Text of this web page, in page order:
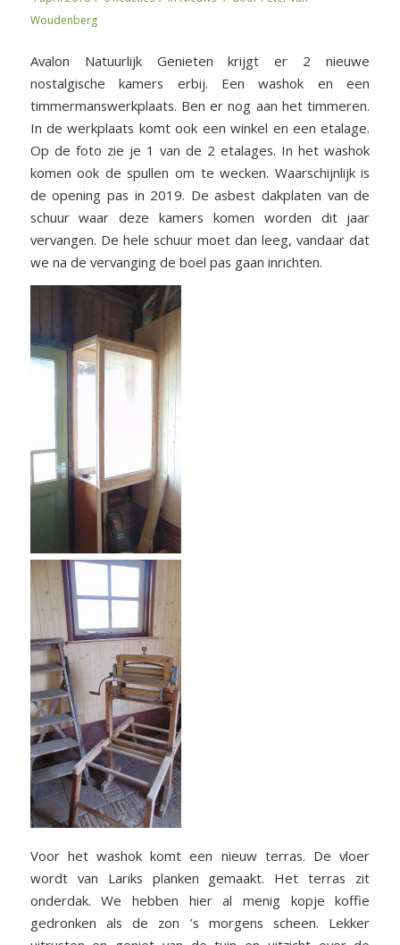
Woudenberg
Avalon Natuurlijk Genieten krijgt er 2 nieuwe
nostalgische kamers erbij. Een washok en een
timmermanswerkplaats. Ben er nog aan het timmeren.
In de werkplaats komt ook een winkel en een etalage.
Op de foto zie je 1 van de 2 etalages. In het washok
komen ook de spullen om te wecken. Waarschijnlijk is
de opening pas in 2019. De asbest dakplaten van de
schuur waar deze kamers komen worden dit jaar
vervangen. De hele schuur moet dan leeg, vandaar dat
we na de vervanging de boel pas gaan inrichten.
Voor het washok komt een nieuw terras. De vloer
wordt van Lariks planken gemaakt. Het terras zit
onderdak. We hebben hier al menig kopje koffie
gedronken als de zon ’s morgens scheen. Lekker